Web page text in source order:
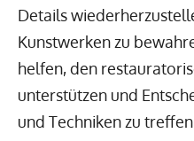
Details
Kunstwerken zu
helfen, den
unterstützen und
und Techniken zu treffen.